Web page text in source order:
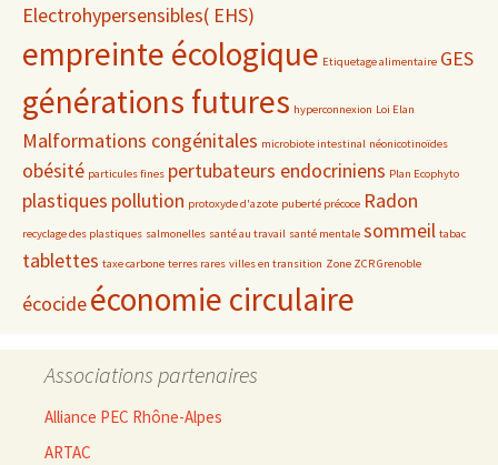
Electrohypersensibles( EHS)
empreinte écologique Etiquetage alimentaire GES
générations futures hyperconnexion Loi Elan
Malformations congénitales microbiote intestinal néonicotinoïdes
obésité particules fines pertubateurs endocriniens Plan Ecophyto
plastiques pollution protoxyde d'azote puberté précoce Radon
recyclage des plastiques salmonelles santé au travail santé mentale sommeil tabac
tablettes taxe carbone terres rares villes en transition Zone ZCR Grenoble
écocideéconomie circulaire
Associations partenaires
Alliance PEC Rhône-Alpes
ARTAC